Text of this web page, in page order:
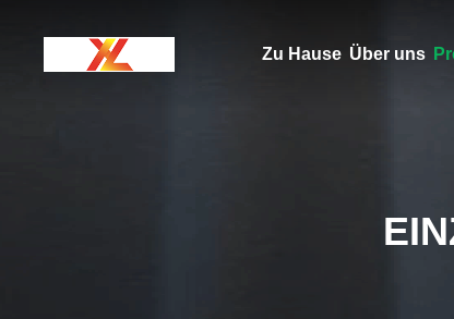
Zu Hause Über uns